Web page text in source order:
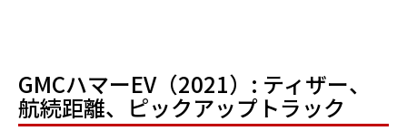
GMCハマーEV（2021）: ティザー、
航続距離、ピックアップトラック